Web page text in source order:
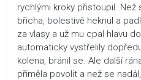
rychlými kroky přistoupil.
břicha, bolestivě heknul a
za vlasy a už mu cpal hlavu
automaticky vystřelily
kolena, bránil se. Ale další
přiměla povolit a než se